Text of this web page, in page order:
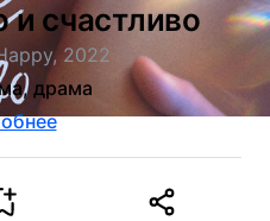
и счастливо
2022
драма